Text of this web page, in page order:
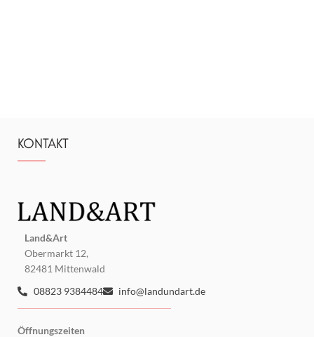
KONTAKT
Land&Art
Obermarkt 12,
82481 Mittenwald
08823 9384484
info@landundart.de
Öffnungszeiten